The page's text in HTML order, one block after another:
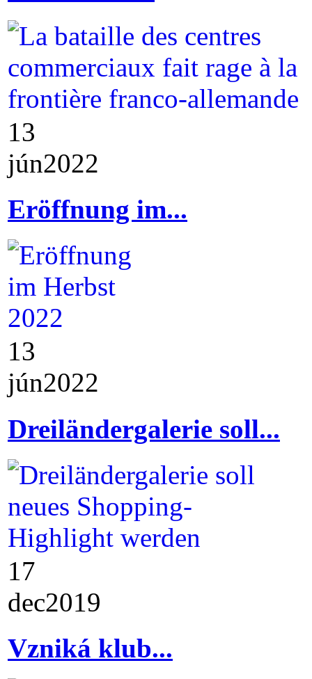
13
jún2022
Eröffnung im...
13
jún2022
Dreiländergalerie soll...
17
dec2019
Vzniká klub...